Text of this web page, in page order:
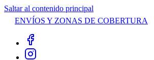
Saltar al contenido principal
ENVÍOS Y ZONAS DE COBERTURA